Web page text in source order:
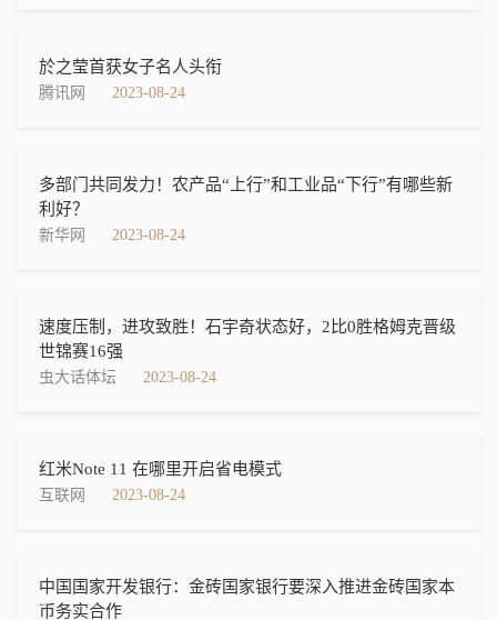
於之莹首获女子名人头衔
腾讯网 2023-08-24
多部门共同发力！农产品“上行”和工业品“下行”有哪些新
利好？
新华网 2023-08-24
速度压制，进攻致胜！石宇奇状态好，2比0胜格姆克晋级
世锦赛16强
虫大话体坛 2023-08-24
红米Note 11 在哪里开启省电模式
互联网 2023-08-24
中国国家开发银行：金砖国家银行要深入推进金砖国家本
币务实合作